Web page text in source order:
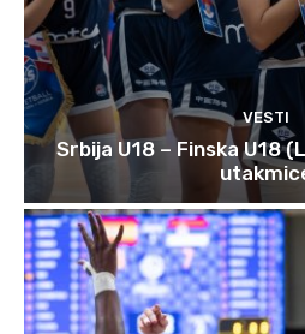
VESTI
Srbija U18 – Finska U18